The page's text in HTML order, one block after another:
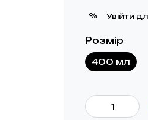
% Увійти
Розмір
400 мл